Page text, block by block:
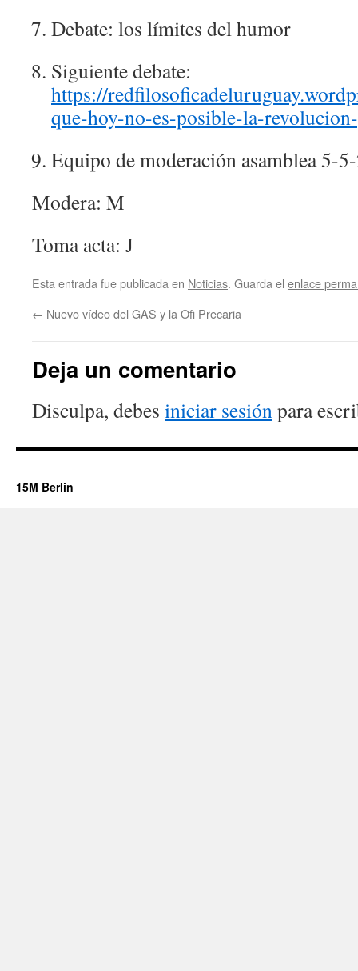
Debate: los límites del humor
Siguiente debate:
https://
que-hoy-no-es-posible-la-
Equipo de moderación asamblea 5-
Modera: M
Toma acta: J
Esta entrada fue publicada en Noticias. Guarda el enlace
← Nuevo vídeo del GAS y la Ofi Precaria
Deja un comentario
Disculpa, debes iniciar sesiónpara
15M Berlin